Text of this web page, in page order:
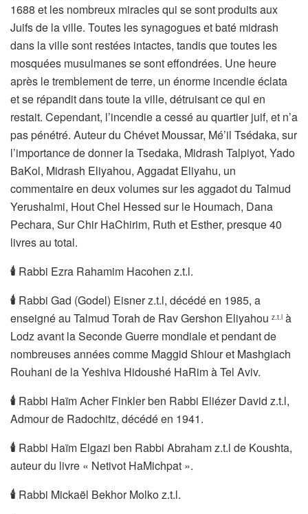
1688 et les nombreux miracles qui se sont produits aux
Juifs de la ville. Toutes les synagogues et baté midrash
dans la ville sont restées intactes, tandis que toutes les
mosquées musulmanes se sont effondrées. Une heure
après le tremblement de terre, un énorme incendie éclata
et se répandit dans toute la ville, détruisant ce qui en
restait. Cependant, l’incendie a cessé au quartier juif, et n’a
pas pénétré. Auteur du Chévet Moussar, Mé’il Tsédaka, sur
l’importance de donner la Tsedaka, Midrash Talpiyot, Yado
BaKol, Midrash Eliyahou, Aggadat Eliyahu, un
commentaire en deux volumes sur les aggadot du Talmud
Yerushalmi, Hout Chel Hessed sur le Houmach, Dana
Pechara, Sur Chir HaChirim, Ruth et Esther, presque 40
livres au total.
🕯 Rabbi Ezra Rahamim Hacohen z.t.l.
🕯 Rabbi Gad (Godel) Eisner z.t.l, décédé en 1985, a
enseigné au Talmud Torah de Rav Gershon Eliyahou z.t.l à
Lodz avant la Seconde Guerre mondiale et pendant de
nombreuses années comme Maggid Shiour et Mashgiach
Rouhani de la Yeshiva Hidoushé HaRim à Tel Aviv.
🕯 Rabbi Haïm Acher Finkler ben Rabbi Eliézer David z.t.l,
Admour de Radochitz, décédé en 1941.
🕯 Rabbi Haïm Elgazi ben Rabbi Abraham z.t.l de Koushta,
auteur du livre « Netivot HaMichpat ».
🕯 Rabbi Mickaël Bekhor Molko z.t.l.